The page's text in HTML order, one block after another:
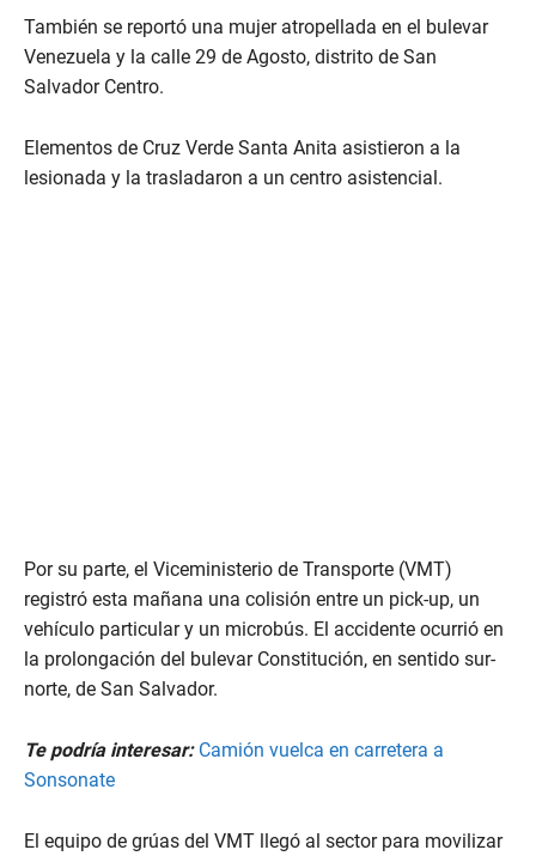
También se reportó una mujer atropellada en el bulevar
Venezuela y la calle 29 de Agosto, distrito de San
Salvador Centro.
Elementos de Cruz Verde Santa Anita asistieron a la
lesionada y la trasladaron a un centro asistencial.
Por su parte, el Viceministerio de Transporte (VMT)
registró esta mañana una colisión entre un pick-up, un
vehículo particular y un microbús. El accidente ocurrió en
la prolongación del bulevar Constitución, en sentido sur-
norte, de San Salvador.
Te podría interesar: Camión vuelca en carretera a
Sonsonate
El equipo de grúas del VMT llegó al sector para movilizar